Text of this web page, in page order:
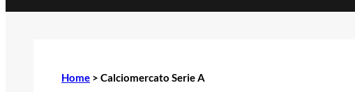
Home > Calciomercato Serie A